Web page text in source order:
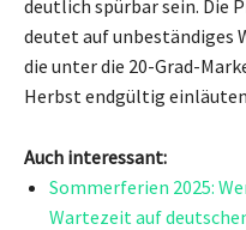
deutlich spürbar sein. Die
deutet auf unbeständiges
die unter die 20-Grad-
Herbst endgültig
Auch interessant:
Sommerferien 2025:
Wartezeit auf